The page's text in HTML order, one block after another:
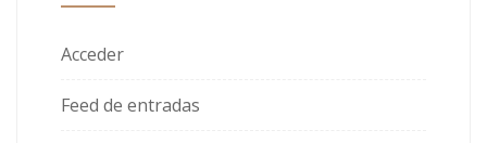
Acceder
Feed de entradas